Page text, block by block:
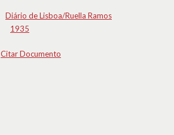
Diário de Lisboa/Ruella Ramos
1935
Citar Documento